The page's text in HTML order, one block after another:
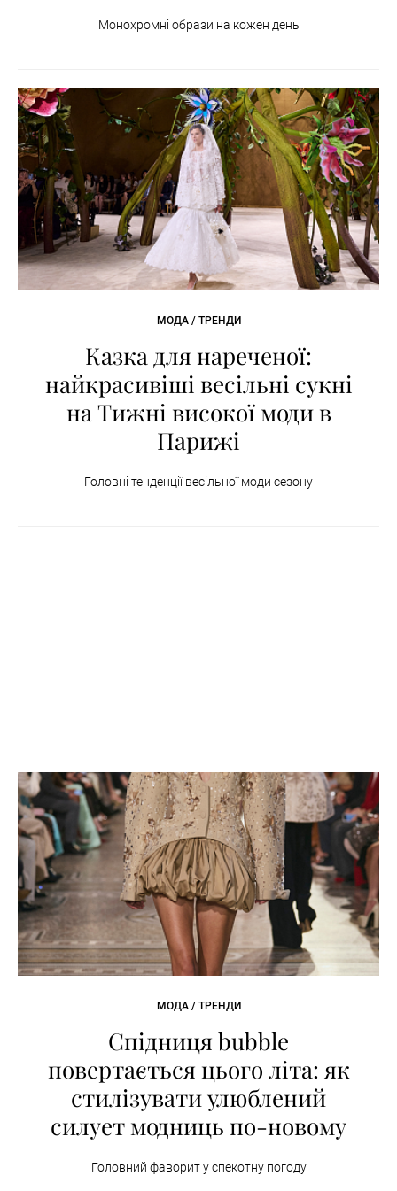
Монохромні образи на кожен день
МОДА / ТРЕНДИ
Казка для нареченої:
найкрасивіші весільні сукні
на Тижні високої моди в
Парижі
Головні тенденції весільної моди сезону
МОДА / ТРЕНДИ
Спідниця bubble
повертається цього літа: як
стилізувати улюблений
силует модниць по-новому
Головний фаворит у спекотну погоду